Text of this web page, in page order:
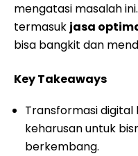
mengatasi masalah
termasuk jasa
bisa bangkit dan
Key Takeaways
Transformasi digital
keharusan untuk
berkembang.